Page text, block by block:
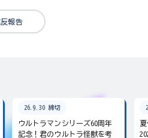
報告
26.9.30 締切
ウルトラマンシリーズ60周年
記念！君のウルトラ怪獣を考